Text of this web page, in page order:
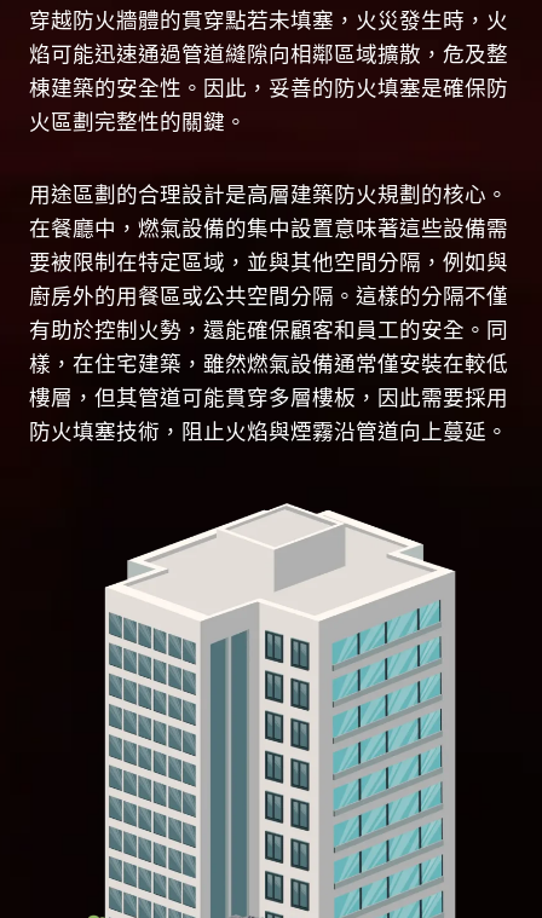
穿越防火牆體的貫穿點若未填塞，火災發生時，火
焰可能迅速通過管道縫隙向相鄰區域擴散，危及整
棟建築的安全性。因此，妥善的防火填塞是確保防
火區劃完整性的關鍵。
用途區劃的合理設計是高層建築防火規劃的核心。
在餐廳中，燃氣設備的集中設置意味著這些設備需
要被限制在特定區域，並與其他空間分隔，例如與
廚房外的用餐區或公共空間分隔。這樣的分隔不僅
有助於控制火勢，還能確保顧客和員工的安全。同
樣，在住宅建築，雖然燃氣設備通常僅安裝在較低
樓層，但其管道可能貫穿多層樓板，因此需要採用
防火填塞技術，阻止火焰與煙霧沿管道向上蔓延。